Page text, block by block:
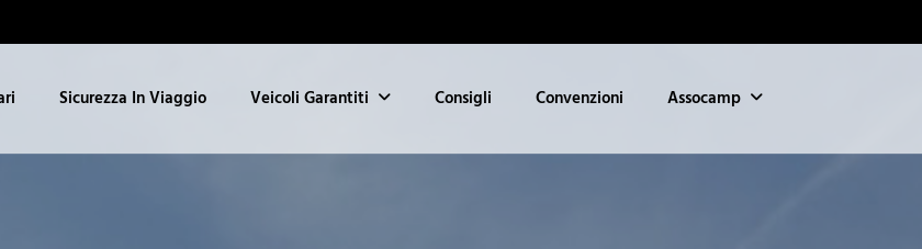
Sicurezza In Viaggio Veicoli Garantiti Consigli Convenzioni Assocamp